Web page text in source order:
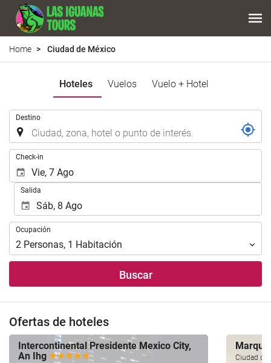
Home Ciudad de México
Hoteles Vuelos Vuelo + Hotel
Destino
Check-in
Salida
Ocupación
Ocupación
2 Personas, 1 Habitación
Buscar
Ofertas de hoteles
Intercontinental Presidente Mexico City,
An Ihg
Ciudad de